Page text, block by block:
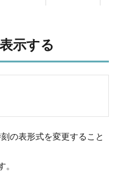
示する
の表形式を変更すること